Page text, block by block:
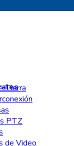
Tierra
PTZ
de Video